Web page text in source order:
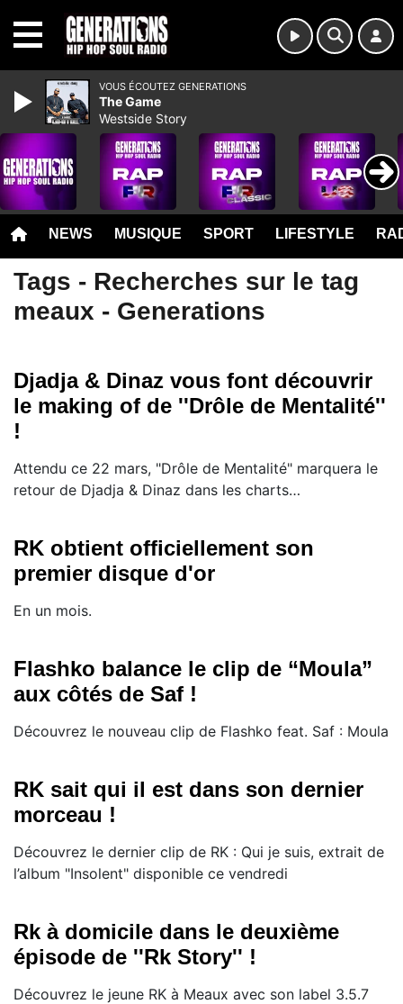
NEWS MUSIQUE SPORT LIFESTYLE
Tags - Recherches sur le tag
meaux - Generations
Djadja & Dinaz vous font découvrir
le making of de ''Drôle de Mentalité''
!
Attendu ce 22 mars, "Drôle de Mentalité" marquera le
retour de Djadja & Dinaz dans les charts…
RK obtient officiellement son
premier disque d'or
En un mois.
Flashko balance le clip de “Moula”
aux côtés de Saf !
Découvrez le nouveau clip de Flashko feat. Saf : Moula
RK sait qui il est dans son dernier
morceau !
Découvrez le dernier clip de RK : Qui je suis, extrait de
l’album "Insolent" disponible ce vendredi
Rk à domicile dans le deuxième
épisode de ''Rk Story'' !
Découvrez le jeune RK à Meaux avec son label 3.5.7
VOUS ÉCOUTEZ GENERATIONS
The Game
Westside Story